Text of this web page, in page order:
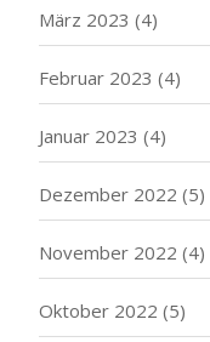
März 2023 (4)
Februar 2023 (4)
Januar 2023 (4)
Dezember 2022 (5)
November 2022 (4)
Oktober 2022 (5)